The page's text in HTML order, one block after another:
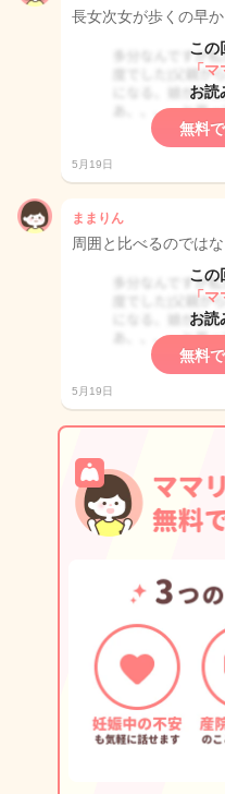
長女次女が歩くの早
この
「マ
お読
無料
5月19日
ままりん
周囲と比べるのでは
この
「マ
お読
無料
5月19日